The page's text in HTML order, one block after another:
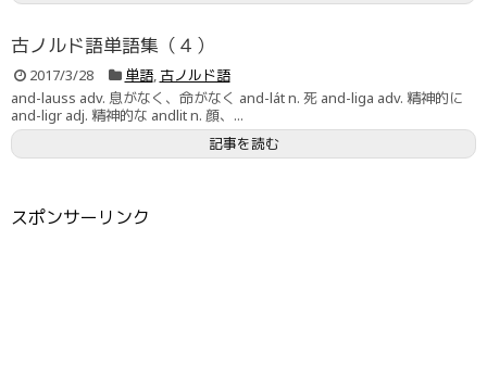
古ノルド語単語集（４）
2017/3/28 単語, 古ノルド語
and-lauss adv. 息がなく、命がなく and-lát n. 死 and-liga adv. 精神的に
and-ligr adj. 精神的な andlit n. 顔、...
記事を読む
スポンサーリンク